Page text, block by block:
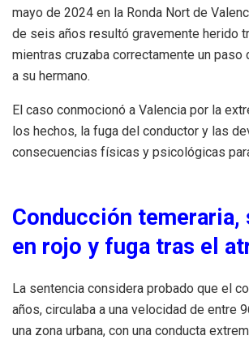
mayo de 2024 en la Ronda Nort de
de seis años resultó gravemente herido
mientras cruzaba correctamente un paso
a su hermano.
El caso conmocionó a Valencia por la
los hechos, la fuga del conductor y las
consecuencias físicas y psicológicas
Conducción temeraria,
en rojo y fuga tras el
La sentencia considera probado que el
años, circulaba a una velocidad de entre
una zona urbana, con una conducta